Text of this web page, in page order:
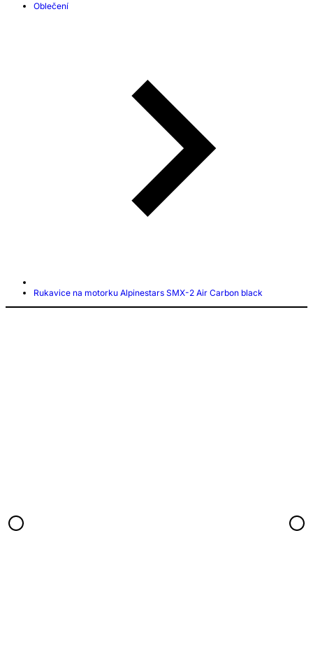
Oblečení
Rukavice na motorku Alpinestars SMX-2 Air Carbon black